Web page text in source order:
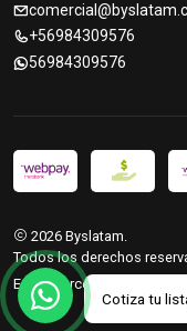
+56984309576
56984309576
2026 Byslatam.
Todos los derechos
Ecommerce desarrollado
Cotiza tu